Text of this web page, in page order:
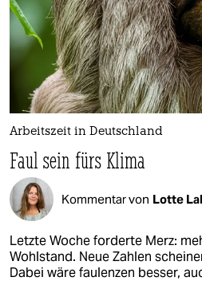
Arbeitszeit in Deutschland
Faul sein fürs Klima
Kommentar von Lotte
Letzte Woche forderte Merz:
Wohlstand. Neue Zahlen
Dabei wäre faulenzen besser,